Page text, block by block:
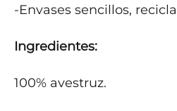
-Envases sencillos,
Ingredientes:
100% avestruz.